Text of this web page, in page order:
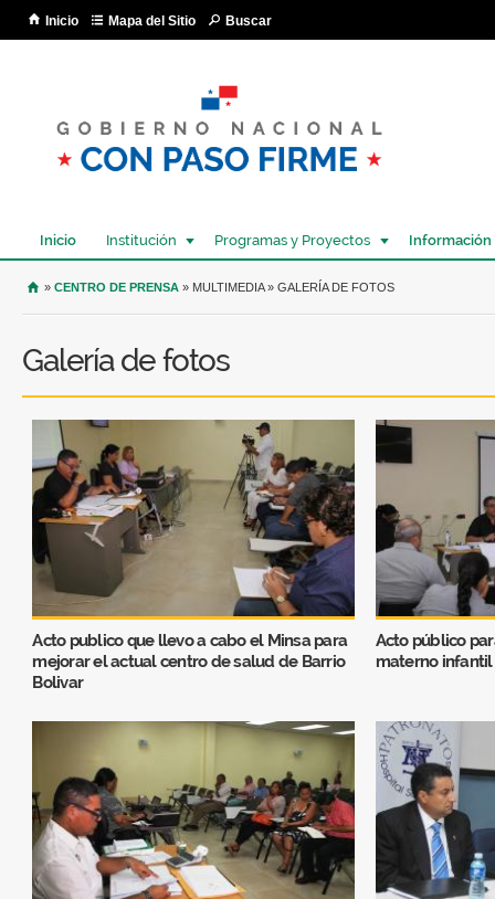
Inicio Mapa del Sitio Buscar
Inicio Institución Programas y Proyectos Información
USTED SE ENCUENTRA AQUÍ
» CENTRO DE PRENSA » MULTIMEDIA » GALERÍA DE FOTOS
Galería de fotos
Acto publico que llevo a cabo el Minsa para
mejorar el actual centro de salud de Barrio
Bolivar
Acto público
materno infantil